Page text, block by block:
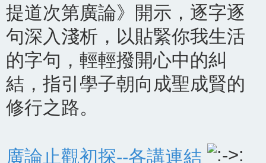
提道次第廣論》開示，逐字逐
句深入淺析，以貼緊你我生活
的字句，輕輕撥開心中的糾
結，指引學子朝向成聖成賢的
修行之路。
廣論止觀初探--各講連結